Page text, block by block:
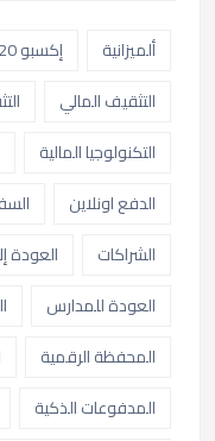
ألميزانية إكسبو 2020
التثقيف المالي
التكنولوجيا المالية
الدفع اونلاين
الشراكات
العودة
العودة للمدارس
المحفظة الرقمية
المدفوعات الذكية